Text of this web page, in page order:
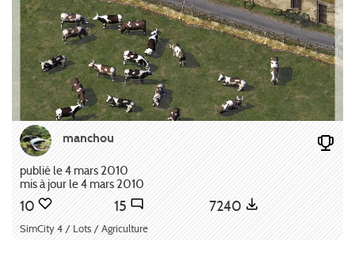
manchou
publié le 4 mars 2010
mis à jour le 4 mars 2010
10 15 7240
SimCity 4 / Lots / Agriculture